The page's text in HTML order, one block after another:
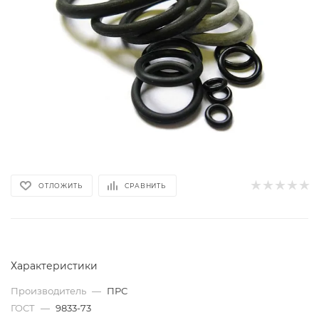
ОТЛОЖИТЬ СРАВНИТЬ
Характеристики
Производитель — ПРС
ГОСТ — 9833-73